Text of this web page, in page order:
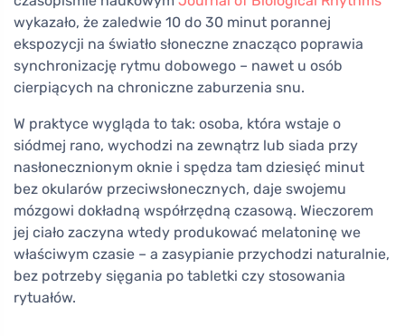
wykazało, że zaledwie 10 do 30 minut porannej
ekspozycji na światło słoneczne znacząco poprawia
synchronizację rytmu dobowego – nawet u osób
cierpiących na chroniczne zaburzenia snu.
W praktyce wygląda to tak: osoba, która wstaje o
siódmej rano, wychodzi na zewnątrz lub siada przy
nasłonecznionym oknie i spędza tam dziesięć minut
bez okularów przeciwsłonecznych, daje swojemu
mózgowi dokładną współrzędną czasową. Wieczorem
jej ciało zaczyna wtedy produkować melatoninę we
właściwym czasie – a zasypianie przychodzi naturalnie,
bez potrzeby sięgania po tabletki czy stosowania
rytuałów.